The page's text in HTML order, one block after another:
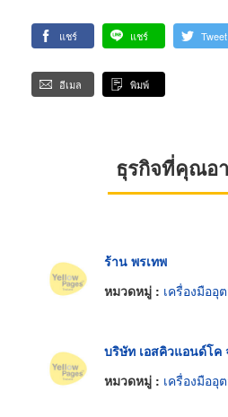
แชร์ แชร์ Tweet
อีเมล พิมพ์
ธุรกิจที่คุณอ
ร้าน พรเทพ
หมวดหมู่ : เครื่องมืออุ
บริษัท เอสคิวแอนด์โค
หมวดหมู่ : เครื่องมืออุ